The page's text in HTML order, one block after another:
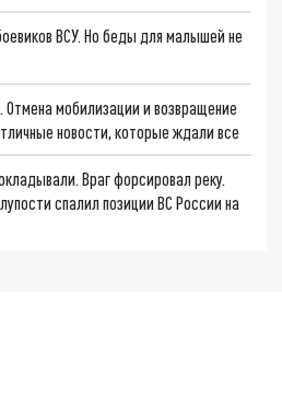
ВСУ. Но беды для малышей не
Отмена мобилизации и возвращение
новости, которые ждали все
Враг форсировал реку.
спалил позиции ВС России на